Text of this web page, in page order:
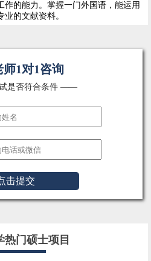
作的能力。掌握一门外国语，能运用
的文献资料。
1对1咨询
是否符合条件 ——
击提交
热门硕士项目